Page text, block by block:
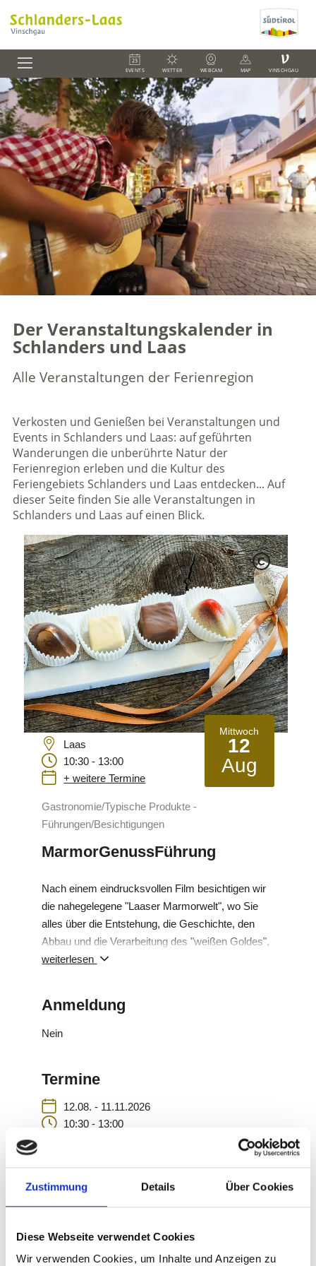
Zustimmung Details Über Cookies
Diese Webseite verwendet Cookies
Wir verwenden Cookies, um Inhalte und Anzeigen zu
EVENTS WETTER WEBCAM MAP
V
VINSCHGAU
Der Veranstaltungskalender in
Schlanders und Laas
Alle Veranstaltungen der Ferienregion
Verkosten und Genießen bei Veranstaltungen und
Events in Schlanders und Laas: auf geführten
Wanderungen die unberührte Natur der
Ferienregion erleben und die Kultur des
Feriengebiets Schlanders und Laas entdecken... Auf
dieser Seite finden Sie alle Veranstaltungen in
Schlanders und Laas auf einen Blick.
C
Mittwoch
12
Aug
Laas
10:30 - 13:00
+ weitere Termine
Gastronomie/Typische Produkte -
Führungen/Besichtigungen
MarmorGenussFührung
Nach einem eindrucksvollen Film besichtigen wir
die nahegelegene "Laaser Marmorwelt", wo Sie
alles über die Entstehung, die Geschichte, den
Abbau und die Verarbeitung des "weißen Goldes",
dem Laaser Marmor erfahren. Anschließend
Dorf bis zu Venustis. Dort verwöhnen wir Sie bei
unserer Schokoladen- und Pralinenverkostung mit
Keine Anmeldung erforderlich!
weiterlesen
Anmeldung
Nein
Termine
12.08. - 11.11.2026
10:30 - 13:00
Mo Di Do So
27 28 29 30 31 1 2
3 4 5 6 7